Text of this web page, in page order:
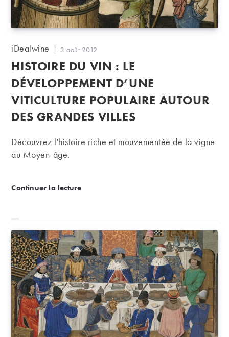
Auteur/autrice
la
publication :
iDealwine
Publication
3 août 2012
HISTOIRE DU VIN : LE
DÉVELOPPEMENT D’UNE
VITICULTURE POPULAIRE AUTOUR
DES GRANDES VILLES
Découvrez l'histoire riche et mouvementée de la vigne
au Moyen-âge.
Continuer la lectureHistoire du vin : Le développement d’une